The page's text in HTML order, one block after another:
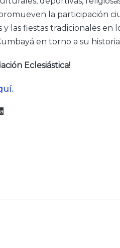
la participación
y las fiestas tradicionales en
en torno a su historia
Eclesiástica!